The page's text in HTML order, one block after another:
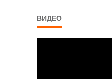
ВИДЕО